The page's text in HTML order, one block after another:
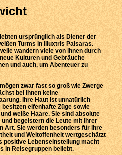
ursprünglich als Diener der
Turms in Illuxtris Palsaras.
wandern viele von ihnen durch
Kulturen und Gebräuche
und auch, um Abenteuer zu
zwar fast so groß wie Zwerge
bei ihnen keine
Ihre Haut ist unnatürlich
besitzen elfenhafte Züge sowie
weiße Haare. Sie sind absolute
und begeistern die Leute mit ihrer
Art. Sie werden besonders für ihre
und Weltoffenheit wertgeschätzt
positive Lebenseinstellung macht
in Reisegruppen beliebt.